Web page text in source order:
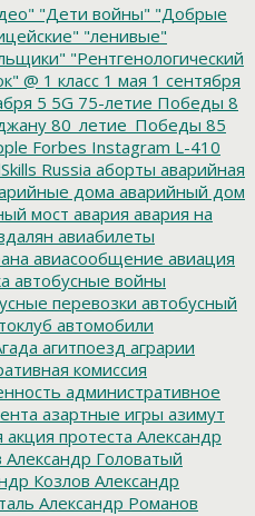
"Дети войны" "Добрые
"ленивые"
"Рентгенологический
@ 1 класс 1 мая 1 сентября
5 5G 75-летие Победы 8
80_летие_Победы 85
Forbes Instagram L-410
Russia аборты аварийная
дома аварийный дом
мост авария авария на
авиабилеты
авиасообщение авиация
автобусные войны
перевозки автобусный
автомобили
агитпоезд аграрии
комиссия
административное
азартные игры азимут
акция протеста Александр
Александр Головатый
Козлов Александр
Александр Романов